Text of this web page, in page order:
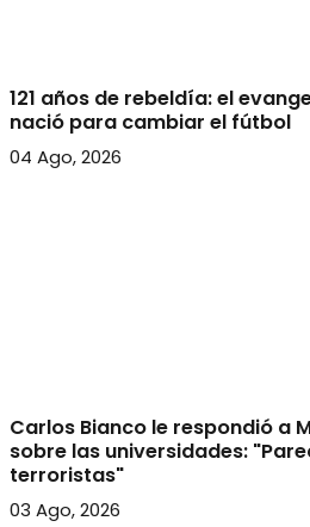
121 años de rebeldía: el
nació para cambiar el fútbol
04 Ago, 2026
Carlos Bianco le respondió a
sobre las universidades:
terroristas"
03 Ago, 2026